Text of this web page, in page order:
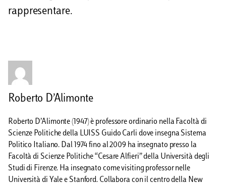
rappresentare.
Roberto D’Alimonte
Roberto D’Alimonte (1947) è professore ordinario nella Facoltà di
Scienze Politiche della LUISS Guido Carli dove insegna Sistema
Politico Italiano. Dal 1974 fino al 2009 ha insegnato presso la
Facoltà di Scienze Politiche “Cesare Alfieri” della Università degli
Studi di Firenze. Ha insegnato come visiting professor nelle
Università di Yale e Stanford. Collabora con il centro della New